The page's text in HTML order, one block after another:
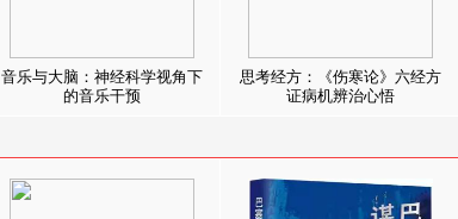
音乐与大脑：神经科学视角下
的音乐干预
思考经方：《伤寒论》六经方
证病机辨治心悟